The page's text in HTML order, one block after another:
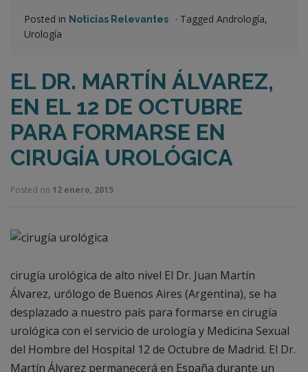
Posted in Noticias Relevantes · Tagged Andrología,
Urología
EL DR. MARTÍN ÁLVAREZ,
EN EL 12 DE OCTUBRE
PARA FORMARSE EN
CIRUGÍA UROLÓGICA
Posted on 12 enero, 2015
cirugía urológica de alto nivel El Dr. Juan Martín
Álvarez, urólogo de Buenos Aires (Argentina), se ha
desplazado a nuestro país para formarse en cirugía
urológica con el servicio de urología y Medicina Sexual
del Hombre del Hospital 12 de Octubre de Madrid. El Dr.
Martín Álvarez permanecerá en España durante un